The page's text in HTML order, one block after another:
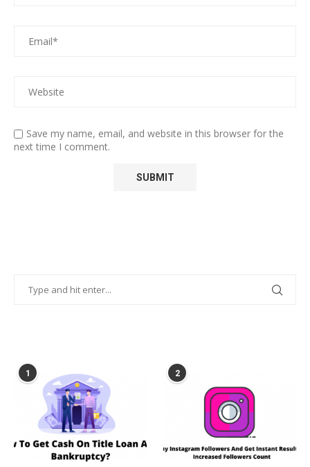
Save my name, email, and website in this browser for the
next time I comment.
1 2